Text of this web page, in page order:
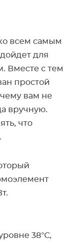
всем самым
для
Вместе с тем
простой
вам не
вручную.
что
38°С,